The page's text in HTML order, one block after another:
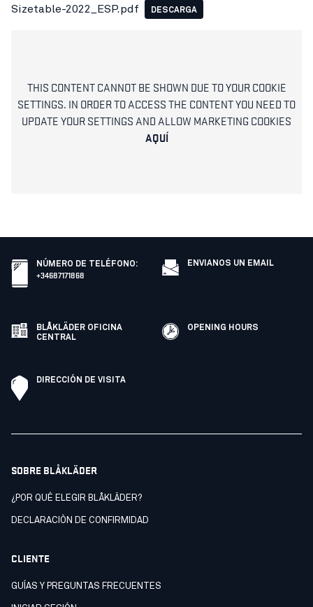
Sizetable-2022_ESP.pdf DESCARGA
THIS CONTENT CANNOT BE SHOWN DUE TO YOUR COOKIE
SETTINGS. IN ORDER TO ACCESS THE CONTENT YOU NEED TO
UPDATE YOUR SETTINGS AND ALLOW MARKETING COOKIES
AQUÍ
NÚMERO DE TELÉFONO:
+34687171868
ENVIANOS UN EMAIL
BLÅKLÄDER OFICINA
CENTRAL
OPENING HOURS
DIRECCIÓN DE VISITA
SOBRE BLÅKLÄDER
¿POR QUÉ ELEGIR BLÅKLÄDER?
DECLARACIÒN DE CONFIRMIDAD
CLIENTE
GUÍAS Y PREGUNTAS FRECUENTES